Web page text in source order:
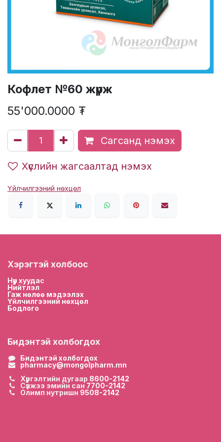
Кофлет №60 жүрж
55'000.0000 ₮
Сагсанд нэмэх
Хүслийн жагсаалтад нэмэх
Үйлчилгээний нөхцөл
Хэрэгтэй холбоос
Нүүр хуудас
Нийтлэл
Гаж нөлөө мэдээлэх
Үйлчилгээний нөхцөл
Бодлого
Бидэнтэй холбогдох
Бидэнтэй холбогдох
pharmacy@mongolpharm.mn
Хүргэлтийн дугаар 8600-2142
Сүлжээ эмийн сан 7700-2142
Олимп нутришн 9508-2142